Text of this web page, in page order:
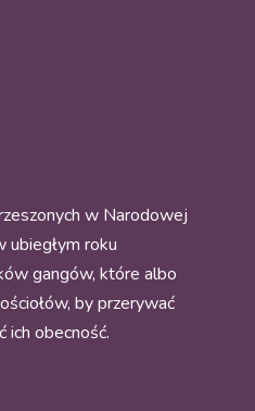
w Narodowej
ubiegłym roku
gangów, które albo
by przerywać
ich obecność.